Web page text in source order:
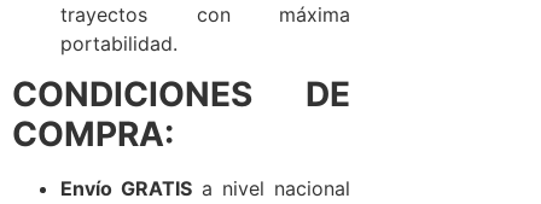
trayectos con máxima
portabilidad.
CONDICIONES DE
COMPRA:
Envío GRATIS a nivel nacional